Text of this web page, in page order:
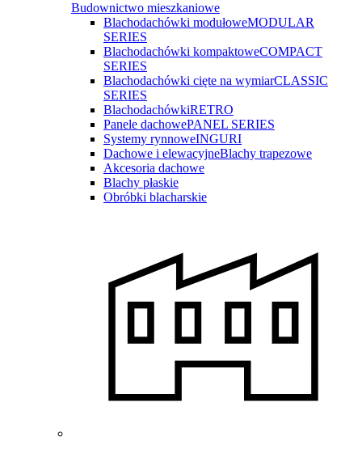
Budownictwo mieszkaniowe
Blachodachówki modułoweMODULAR
SERIES
Blachodachówki kompaktoweCOMPACT
SERIES
Blachodachówki cięte na wymiarCLASSIC
SERIES
BlachodachówkiRETRO
Panele dachowePANEL SERIES
Systemy rynnoweINGURI
Dachowe i elewacyjneBlachy trapezowe
Akcesoria dachowe
Blachy płaskie
Obróbki blacharskie